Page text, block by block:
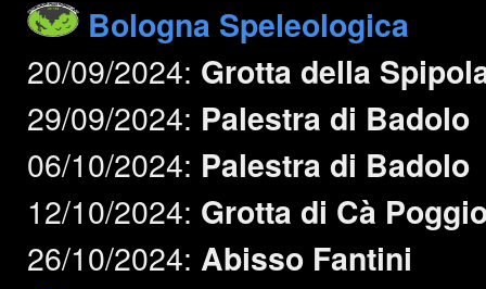
Bologna Speleologica
20/09/2024: Grotta della
29/09/2024: Palestra di Badolo
06/10/2024: Palestra di Badolo
12/10/2024: Grotta di Cà
26/10/2024: Abisso Fantini